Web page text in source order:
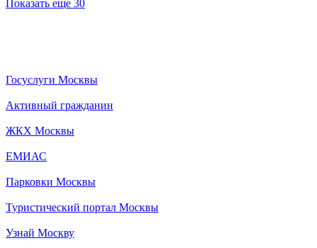
Показать еще 30
Госуслуги Москвы
Активный гражданин
ЖКХ Москвы
ЕМИАС
Парковки Москвы
Туристический портал Москвы
Узнай Москву